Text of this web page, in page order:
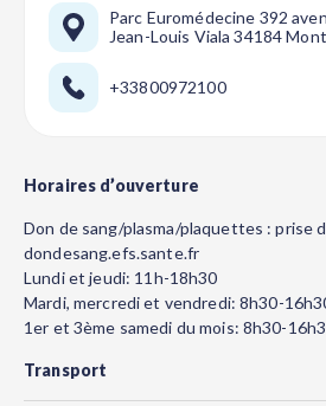
Parc Euromédecine 392
Jean-Louis Viala 34184
+33800972100
Horaires d’ouverture
Don de sang/plasma/plaquettes : prise
dondesang.efs.sante.fr
Lundi et jeudi: 11h-18h30
Mardi, mercredi et vendredi: 8h30-
1er et 3ème samedi du mois: 8h30-
Transport